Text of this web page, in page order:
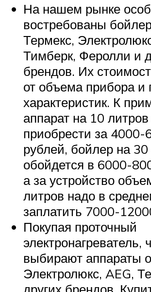
На нашем рынке
востребованы
Термекс,
Тимберк, Феролли и
брендов. Их
от объема прибора и
характеристик. К
аппарат на 10
приобрести за 4000-
рублей, бойлер на 30
обойдется в 6000-
а за устройство
литров надо в
заплатить 7000-
Покупая проточный
электронагреватель,
выбирают аппараты
Электролюкс, AEG,